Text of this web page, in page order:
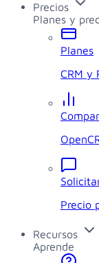
Precios
Planes y
Planes
CRM y
Precio
Recursos
Aprende